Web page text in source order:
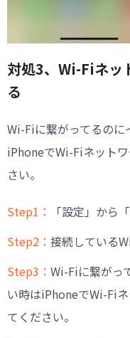
対処3、Wi-Fiネッ
る
Wi-Fiに繋がってるの
iPhoneでWi-Fiネット
さい。
Step1：
「設定」から
Step2： 接続している
Step3： Wi-Fiに繋がっ
い時はiPhoneでWi-Fi
てください。